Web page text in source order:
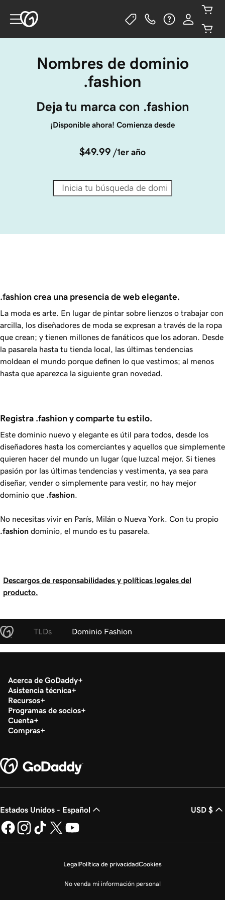
Nombres de dominio
.fashion
Deja tu marca con .fashion
¡Disponible ahora! Comienza desde
$49.99 /1er año
.fashion crea una presencia de web elegante.
La moda es arte. En lugar de pintar sobre lienzos o trabajar con
arcilla, los diseñadores de moda se expresan a través de la ropa
que crean; y tienen millones de fanáticos que los adoran. Desde
la pasarela hasta tu tienda local, las últimas tendencias
moldean el mundo porque definen lo que vestimos; al menos
hasta que aparezca la siguiente gran novedad.
Registra .fashion y comparte tu estilo.
Este dominio nuevo y elegante es útil para todos, desde los
diseñadores hasta los comerciantes y aquellos que simplemente
quieren hacer del mundo un lugar (que luzca) mejor. Si tienes
pasión por las últimas tendencias y vestimenta, ya sea para
diseñar, vender o simplemente para vestir, no hay mejor
dominio que .fashion
No necesitas vivir en París, Milán o Nueva York. Con tu propio
.fashion dominio, el mundo es tu pasarela.
Descargos de responsabilidades y políticas legales del
producto.
TLDs Dominio Fashion
Acerca de GoDaddy
Asistencia técnica
Recursos
Programas de socios
Cuenta
Compras
Estados Unidos - Español USD $
LegalPolítica de privacidadCookies
No venda mi información personal